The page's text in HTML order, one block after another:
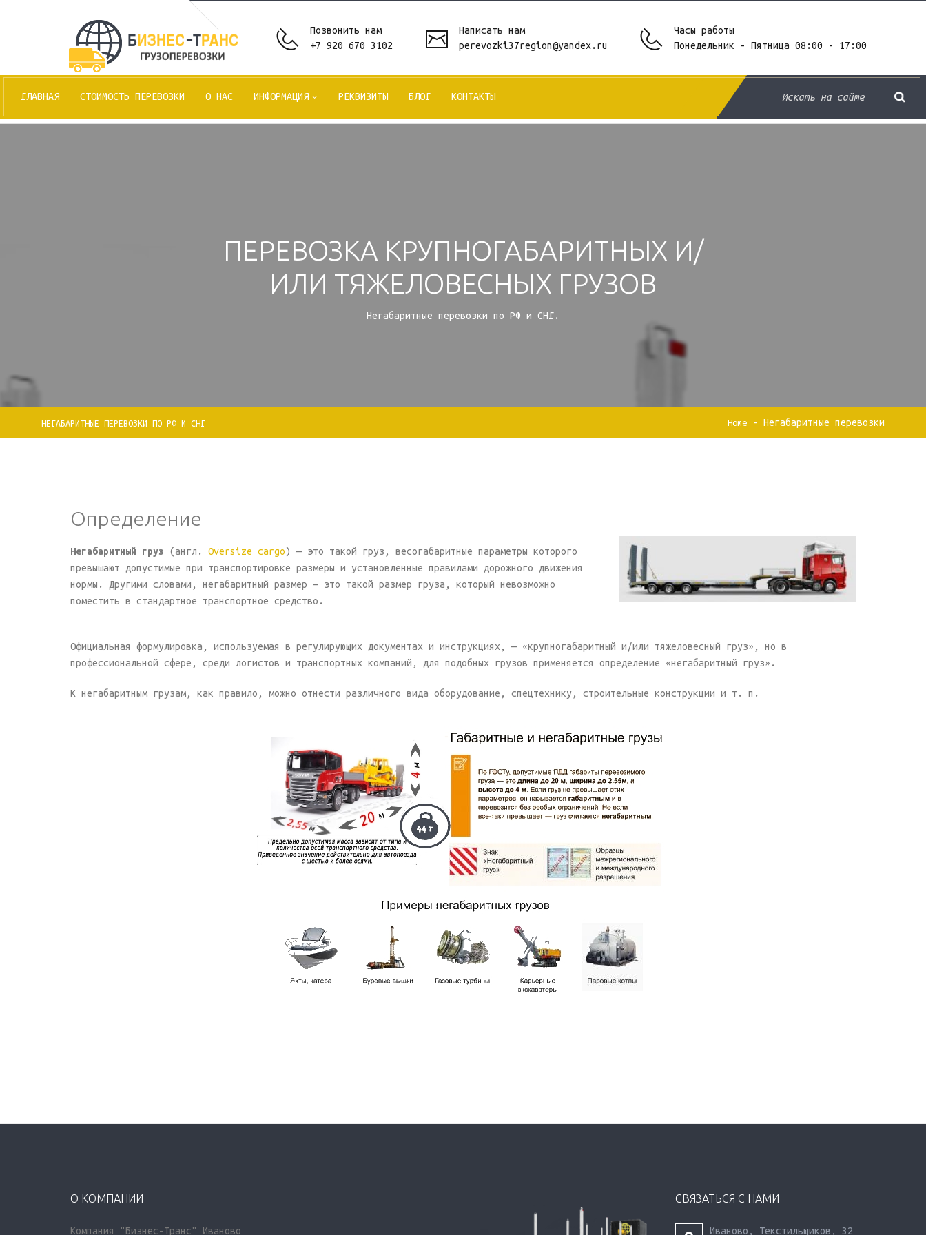
Позвонить нам
+7 920 670 3102
Написать нам
perevozki37region@yandex.ru
Часы работы
Понедельник - Пятница 08:00 - 17:00
ГЛАВНАЯ СТОИМОСТЬ ПЕРЕВОЗКИ О НАС ИНФОРМАЦИЯ РЕКВИЗИТЫ БЛОГ КОНТАКТЫ
ПЕРЕВОЗКА КРУПНОГАБАРИТНЫХ И/
ИЛИ ТЯЖЕЛОВЕСНЫХ ГРУЗОВ
Негабаритные перевозки по РФ и СНГ.
НЕГАБАРИТНЫЕ ПЕРЕВОЗКИ ПО РФ И СНГ Home - Негабаритные перевозки
Определение
Негабаритный груз (англ. Oversize cargo) — это такой груз, весогабаритные параметры которого
превышают допустимые при транспортировке размеры и установленные правилами дорожного движения
нормы. Другими словами, негабаритный размер — это такой размер груза, который невозможно
поместить в стандартное транспортное средство.
Официальная формулировка, используемая в регулирующих документах и инструкциях, — «крупногабаритный и/или тяжеловесный груз», но в
профессиональной сфере, среди логистов и транспортных компаний, для подобных грузов применяется определение «негабаритный груз».
К негабаритным грузам, как правило, можно отнести различного вида оборудование, спецтехнику, строительные конструкции и т. п.
О КОМПАНИИ
Компания "Бизнес-Транс" Иваново
СВЯЗАТЬСЯ С НАМИ
Иваново, Текстильщиков, 32